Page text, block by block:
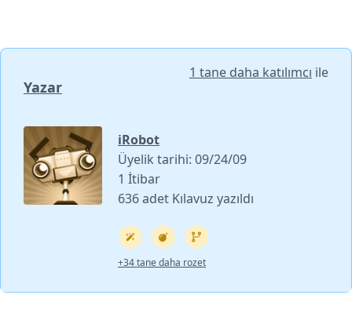
Yazar
1 tane daha katılımcı ile
iRobot
Üyelik tarihi: 09/24/09
1 İtibar
636 adet Kılavuz yazıldı
+34 tane daha rozet